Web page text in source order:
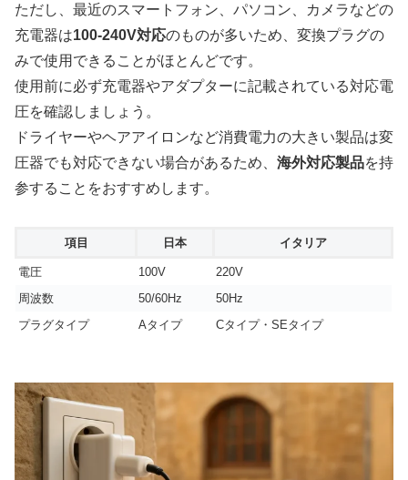
ただし、最近のスマートフォン、パソコン、カメラなどの
充電器は100-240V対応のものが多いため、変換プラグの
みで使用できることがほとんどです。
使用前に必ず充電器やアダプターに記載されている対応電
圧を確認しましょう。
ドライヤーやヘアアイロンなど消費電力の大きい製品は変
圧器でも対応できない場合があるため、 海外対応製品を持
参することをおすすめします。
項目 日本 イタリア
電圧 100V
220V
周波数
50/60Hz
50Hz
プラグタイプ
Aタイプ Cタイプ・SEタイプ